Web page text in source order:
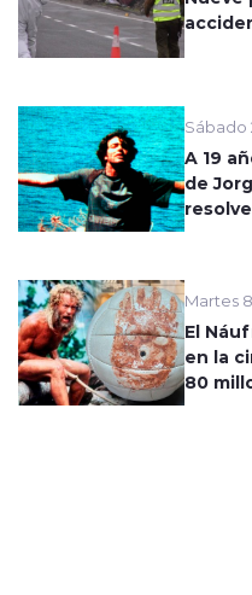
Sábado
A 19
de
Martes
El
en la
80